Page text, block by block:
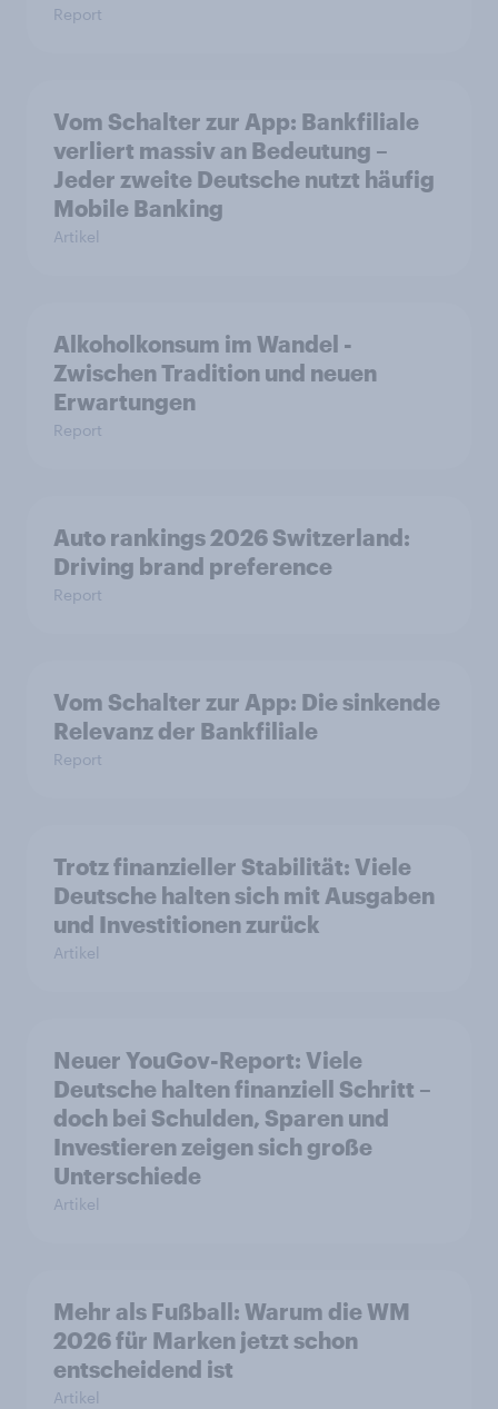
Report
Vom Schalter zur App: Bankfiliale
verliert massiv an Bedeutung –
Jeder zweite Deutsche nutzt häufig
Mobile Banking
Artikel
Alkoholkonsum im Wandel​ -
Zwischen Tradition und neuen
Erwartungen
Report
Auto rankings 2026 Switzerland:
Driving brand preference
Report
Vom Schalter zur App: Die sinkende
Relevanz der Bankfiliale
Report
Trotz finanzieller Stabilität: Viele
Deutsche halten sich mit Ausgaben
und Investitionen zurück
Artikel
Neuer YouGov-Report: Viele
Deutsche halten finanziell Schritt –
doch bei Schulden, Sparen und
Investieren zeigen sich große
Unterschiede
Artikel
Mehr als Fußball: Warum die WM
2026 für Marken jetzt schon
entscheidend ist
Artikel